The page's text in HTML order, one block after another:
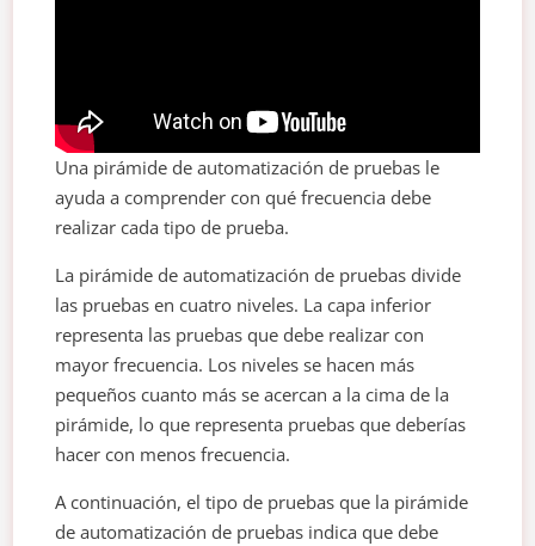
Una pirámide de automatización de pruebas le
ayuda a comprender con qué frecuencia debe
realizar cada tipo de prueba.
La pirámide de automatización de pruebas divide
las pruebas en cuatro niveles. La capa inferior
representa las pruebas que debe realizar con
mayor frecuencia. Los niveles se hacen más
pequeños cuanto más se acercan a la cima de la
pirámide, lo que representa pruebas que deberías
hacer con menos frecuencia.
A continuación, el tipo de pruebas que la pirámide
de automatización de pruebas indica que debe